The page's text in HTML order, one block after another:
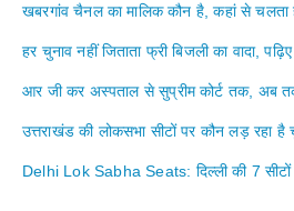
खबरगांव चैनल का मालिक कौन है, कहां से चलता
हर चुनाव नहीं जिताता फ्री बिजली का वादा,
आर जी कर अस्पताल से सुप्रीम कोर्ट तक, अब
उत्तराखंड की लोकसभा सीटों पर कौन लड़ रहा है
Delhi Lok Sabha Seats: दिल्ली की 7